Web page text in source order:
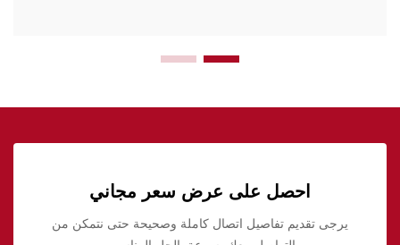
احصل على عرض سعر مجاني
يرجى تقديم تفاصيل اتصال كاملة وصحيحة حتى نتمكن من